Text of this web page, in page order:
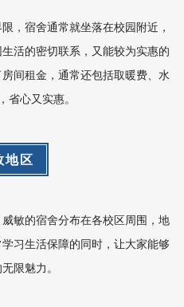
，宿舍通常就坐落在校园附近，
活的密切联系，又能较为实惠的
间租金，通常还包括取暖费、水
省心又实惠。
地区
敏的宿舍分布在各校区周围，地
习生活保障的同时，让大家能够
限魅力。